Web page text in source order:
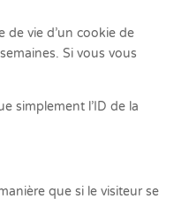
vie d’un cookie de
Si vous vous
simplement l’ID de la
que si le visiteur se